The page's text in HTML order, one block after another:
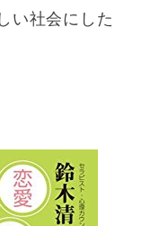
い社会にした